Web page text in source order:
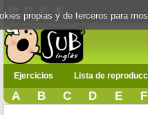
Ejercicios Lista de
A B C D E F
propias y de terceros para